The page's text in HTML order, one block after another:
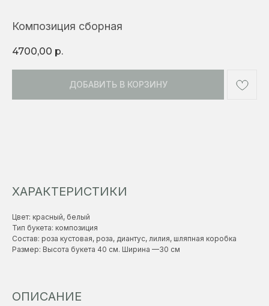
Композиция сборная
4700,00 р.
ДОБАВИТЬ В КОРЗИНУ
ХАРАКТЕРИСТИКИ
Цвет: красный, белый
Тип букета: композиция
Состав: роза кустовая, роза, диантус, лилия, шляпная коробка
Размер: Высота букета 40 см. Ширина —30 см
ОПИСАНИЕ